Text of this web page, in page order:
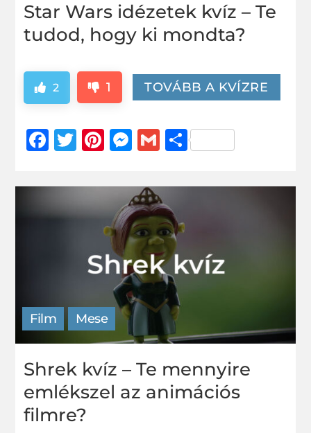
Star Wars idézetek kvíz – Te
tudod, hogy ki mondta?
2 1 TOVÁBB A KVÍZRE
Facebook
Twitter
Pinterest
Messenger
GmailOssza
Film Mese
Shrek kvíz – Te mennyire
emlékszel az animációs
filmre?